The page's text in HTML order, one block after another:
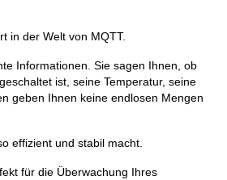
in der Welt von MQTT.
Informationen. Sie sagen Ihnen, ob
ist, seine Temperatur, seine
geben Ihnen keine endlosen Mengen
effizient und stabil macht.
für die Überwachung Ihres